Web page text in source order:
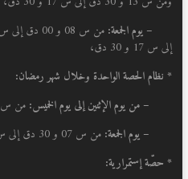
– يوم الجمعة:
إلى س 17 و 30 دق،
* نظام الحصة الواحدة وخلال شهر رمضان:
– من يوم الإثنين إلى يوم الخميس: من س 08 و 00 دق إلى س 14 و 30 دق،
– يوم الجمعة: من س 07 و 30 دق إلى س 13 و 00،
* حصّة إستمرارية: